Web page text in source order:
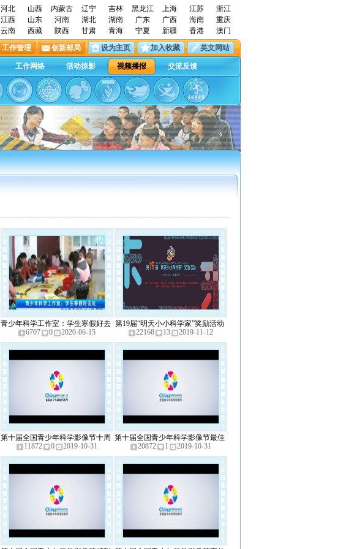
河北 山西 内蒙古 辽宁 吉林 黑龙江 上海 江苏
浙江
江西 山东 河南 湖北 湖南 广东 广西 海南
重庆
云南 西藏 陕西 甘肃 青海 宁夏 新疆 香港
澳门
工作管理 创新邮局 设为主页 加入收藏 英文网站
工作网络 活动掠影 视频播报 交流反馈
青少年科学工作室：学生寒假好去
处_腾讯视频
6707 0 2020-06-15
第19届“明天小小科学家”奖励活动
精彩回顾
22168 13 2019-11-12
第十届全国青少年科学影像节十周
年祝福视频
11872 0 2019-10-31
第十届全国青少年科学影像节最佳
动画
20872 1 2019-10-31